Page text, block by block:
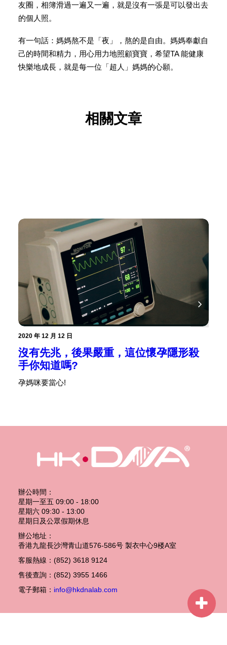
友圈，相簿滑過一遍又一遍，就是沒有一張是可以發出去
的個人照。
有一句話：媽媽熬不是「夜」，熬的是自由。媽媽奉獻自
己的時間和精力，用心用力地照顧寶寶，希望TA 能健康
快樂地成長，就是每一位「超人」媽媽的心願。
相關文章
2020 年 12 月 12 日
沒有先兆，後果嚴重，這位懷孕隱形殺
手你知道嗎?
孕媽咪要當心!
辦公時間：
星期一至五 09:00 - 18:00
星期六 09:30 - 13:00
星期日及公眾假期休息
辦公地址：
香港九龍長沙灣青山道576-586号 製衣中心9楼A室
客服熱線：(852) 3618 9124
售後查詢：(852) 3955 1466
電子郵箱： info@hkdnalab.com